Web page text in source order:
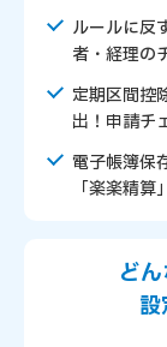
ルールに反
者・経理の
定期区間控
出！申請チ
電子帳簿保
「楽楽精算
ど